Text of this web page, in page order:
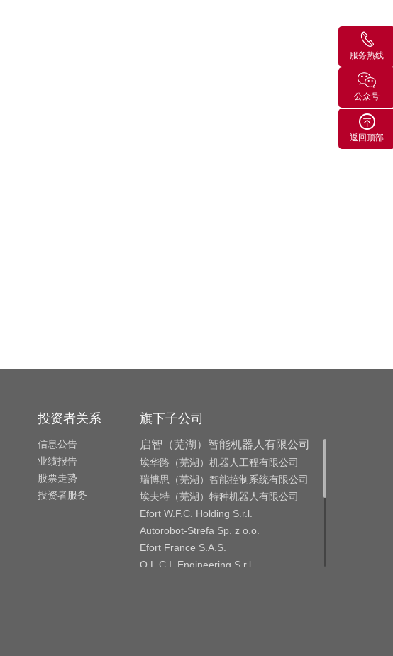
投资者关系
信息公告
业绩报告
股票走势
投资者服务
旗下子公司
启智（芜湖）智能机器人有限公司
埃华路（芜湖）机器人工程有限公司
瑞博思（芜湖）智能控制系统有限公司
埃夫特（芜湖）特种机器人有限公司
Efort W.F.C. Holding S.r.l.
Autorobot-Strefa Sp. z o.o.
Efort France S.A.S.
O.L.C.I. Engineering S.r.l.
服务热线
公众号
返回顶部